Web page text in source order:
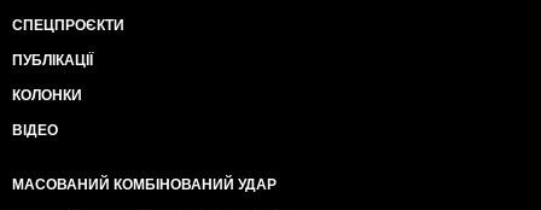
СПЕЦПРОЄКТИ
ПУБЛІКАЦІЇ
КОЛОНКИ
ВІДЕО
МАСОВАНИЙ КОМБІНОВАНИЙ УДАР